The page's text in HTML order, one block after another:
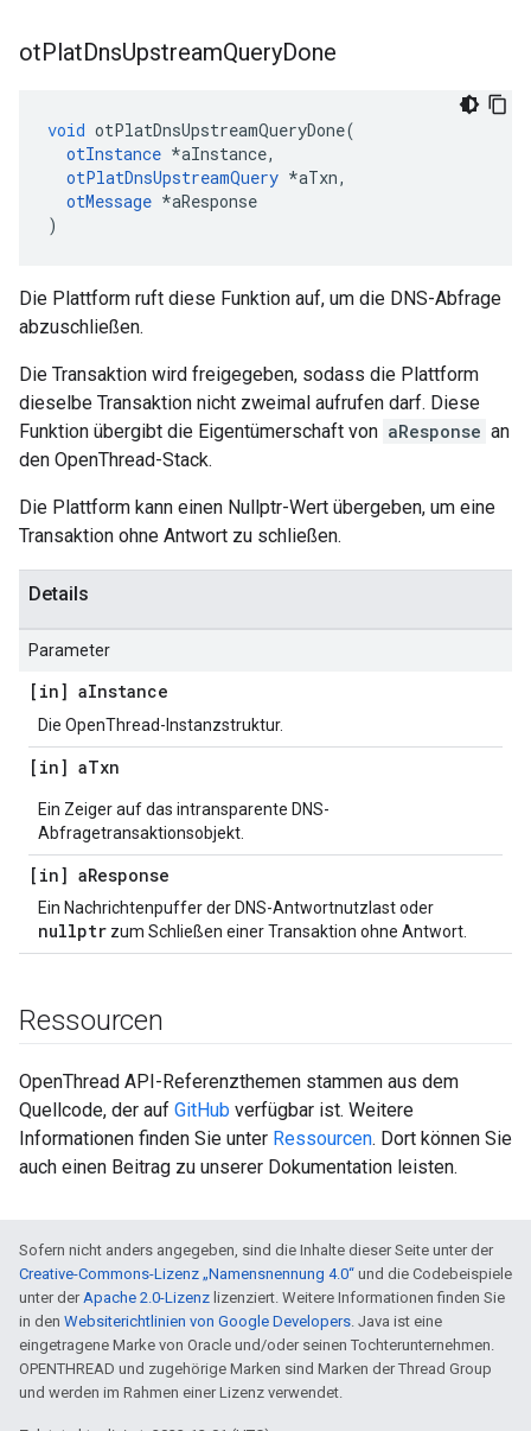
otPlatDnsUpstreamQueryDone
void otPlatDnsUpstreamQueryDone(
otInstance *aInstance,
otPlatDnsUpstreamQuery *aTxn,
otMessage *aResponse
)
Die Plattform ruft diese Funktion auf, um die DNS-Abfrage
abzuschließen.
Die Transaktion wird freigegeben, sodass die Plattform
dieselbe Transaktion nicht zweimal aufrufen darf. Diese
Funktion übergibt die Eigentümerschaft von aResponse an
den OpenThread-Stack.
Die Plattform kann einen Nullptr-Wert übergeben, um eine
Transaktion ohne Antwort zu schließen.
Details
Parameter
[in] aInstance
Die OpenThread-Instanzstruktur.
[in] aTxn
Ein Zeiger auf das intransparente DNS-
Abfragetransaktionsobjekt.
[in] aResponse
Ein Nachrichtenpuffer der DNS-Antwortnutzlast oder
nullptr zum Schließen einer Transaktion ohne Antwort.
Ressourcen
OpenThread API-Referenzthemen stammen aus dem
Quellcode, der auf GitHub verfügbar ist. Weitere
Informationen finden Sie unter Ressourcen. Dort können Sie
auch einen Beitrag zu unserer Dokumentation leisten.
Sofern nicht anders angegeben, sind die Inhalte dieser Seite unter der
Creative-Commons-Lizenz „Namensnennung 4.0“ und die Codebeispiele
unter derApache 2.0-Lizenz lizenziert. Weitere Informationen finden Sie
in den Websiterichtlinien von Google Developers. Java ist eine
eingetragene Marke von Oracle und/oder seinen Tochterunternehmen.
OPENTHREAD und zugehörige Marken sind Marken der Thread Group
und werden im Rahmen einer Lizenz verwendet.